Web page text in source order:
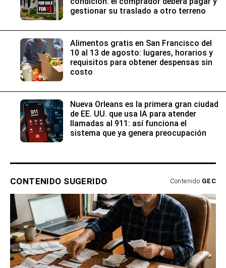
gestionar su traslado a otro terreno
Alimentos gratis en San Francisco del
10 al 13 de agosto: lugares, horarios y
requisitos para obtener despensas sin
costo
Nueva Orleans es la primera gran ciudad
de EE. UU. que usa IA para atender
llamadas al 911: así funciona el
sistema que ya genera preocupación
CONTENIDO SUGERIDO Contenido GEC